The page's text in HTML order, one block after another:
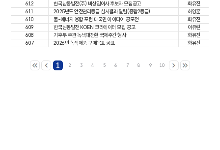
612
한국남동발전(주) 비상임이사 후보자 모집공고
화유진
611
2025년도 안전관리등급 심사결과 알림(종합2등급)
하영훈
610
물-에너지 융합 포럼 대국민 아이디어 공모전
화유진
609
한국남동발전 KOEN 크리에이터 모집 공고
이유린
608
기후부 주관 녹색대전환 국제주간 행사
화유진
607
2026년 녹색제품 구매목표 공표 화유진
1 2 3 4 5 6 7 8 9 10